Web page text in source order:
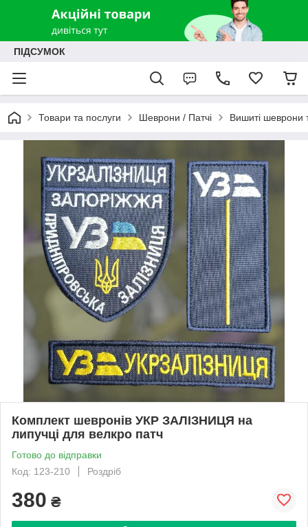
ПІДСУМОК
Товари та послуги Шеврони / Патчі Вишиті шеврони
Комплект шевронів УКР ЗАЛІЗНИЦЯ на
липучці для велкро патч
Готово до відправки
Код: 123-210
Роздріб
380 ₴